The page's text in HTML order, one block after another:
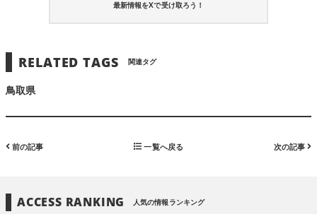
最新情報をXで受け取ろう！
RELATED TAGS 関連タグ
鳥取県
前の記事 一覧へ戻る 次の記事
ACCESS RANKING 人気の情報ランキング